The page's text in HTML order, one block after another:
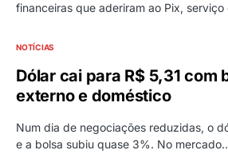
financeiras que aderiram ao Pix,
NOTÍCIAS
Dólar cai para R$ 5,31 com
externo e doméstico
Num dia de negociações reduzidas, o
e a bolsa subiu quase 3%. No